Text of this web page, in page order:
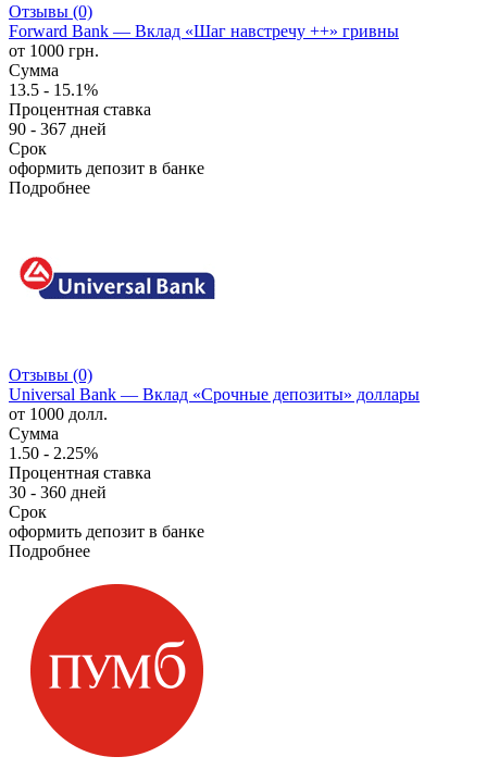
Отзывы (0)
Forward Bank — Вклад «Шаг навстречу ++» гривны
от 1000 грн.
Сумма
13.5 - 15.1%
Процентная ставка
90 - 367 дней
Срок
оформить депозит в банке
Подробнее
Отзывы (0)
Universal Bank — Вклад «Срочные депозиты» доллары
от 1000 долл.
Сумма
1.50 - 2.25%
Процентная ставка
30 - 360 дней
Срок
оформить депозит в банке
Подробнее